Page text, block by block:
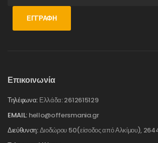
ΕΓΓΡΑΦΉ
Επικοινωνία
Τηλέφωνα: Ελλάδα: 2612615129
EMAIL: hello@offersmania.gr
Διεύθυνση:Διοδώρου 50(είσοδος από Αλκίμου),